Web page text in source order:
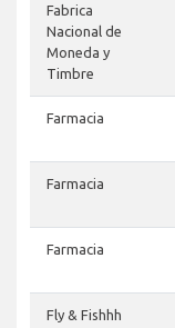
Fabrica
Nacional de
Moneda y
Timbre
Farmacia
Farmacia
Farmacia
Fly & Fishhh